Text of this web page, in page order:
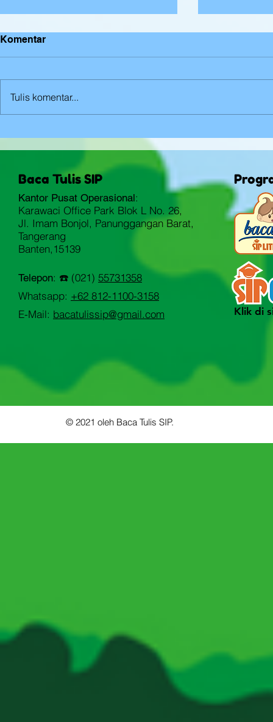
Mewarnai
Mengenal
Anak
Komentar
Tulis komentar...
Baca Tulis SIP
Kantor Pusat Operasional:
Karawaci Office Park Blok L No. 26,
Jl. Imam Bonjol, Panunggangan Barat,
Tangerang
Banten,15139
Telepon: ☎️ (021) 55731358
Whatsapp: +62 812-1100-3158
E-Mail: bacatulissip@gmail.com Klik di
© 2021 oleh Baca Tulis SIP.